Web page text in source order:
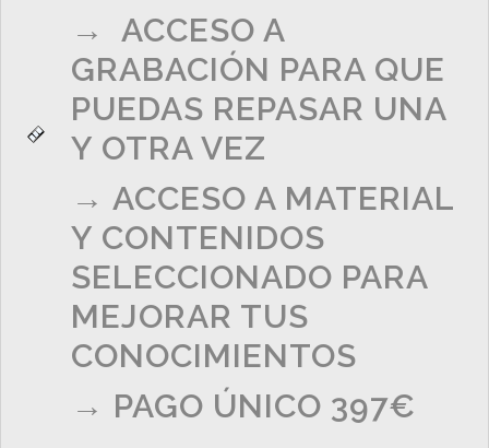
→ ACCESO A
GRABACIÓN PARA QUE
PUEDAS REPASAR UNA
Y OTRA VEZ
→ ACCESO A MATERIAL
Y CONTENIDOS
SELECCIONADO PARA
MEJORAR TUS
CONOCIMIENTOS
→ PAGO ÚNICO 397€